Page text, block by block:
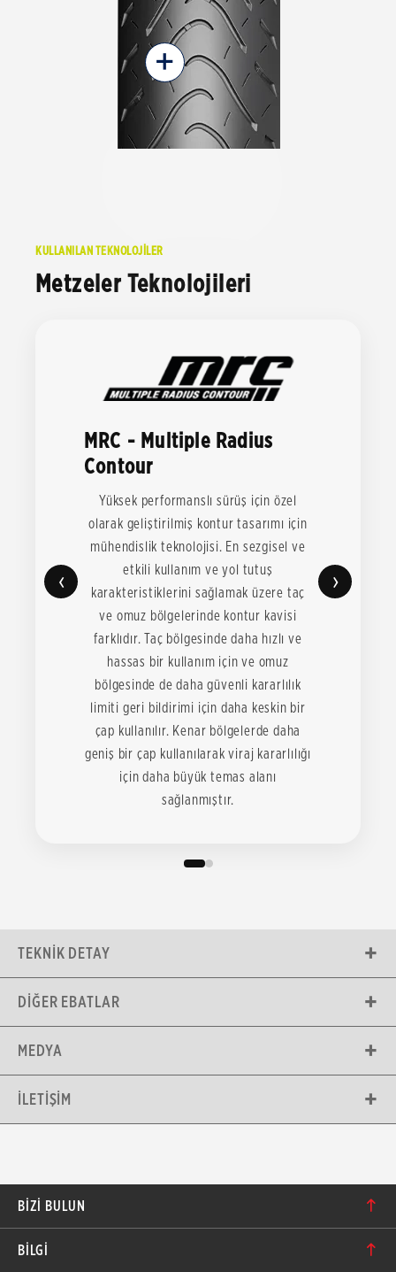
+
KULLANILAN TEKNOLOJİLER
Metzeler Teknolojileri
‹
MRC - Multiple Radius
Contour
Yüksek performanslı sürüş için özel
olarak geliştirilmiş kontur tasarımı için
mühendislik teknolojisi. En sezgisel ve
etkili kullanım ve yol tutuş
karakteristiklerini sağlamak üzere taç
ve omuz bölgelerinde kontur kavisi
farklıdır. Taç bölgesinde daha hızlı ve
hassas bir kullanım için ve omuz
bölgesinde de daha güvenli kararlılık
limiti geri bildirimi için daha keskin bir
çap kullanılır. Kenar bölgelerde daha
geniş bir çap kullanılarak viraj kararlılığı
için daha büyük temas alanı
sağlanmıştır.
›
TEKNIK DETAY
DIĞER EBATLAR
MEDYA
İLETIŞIM
BIZI BULUN
BİLGİ